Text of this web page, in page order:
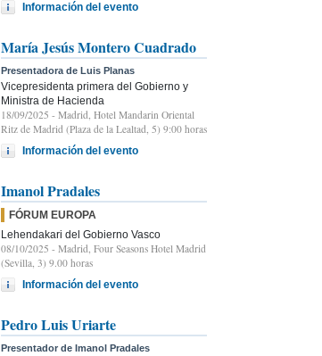
Información del evento
María Jesús Montero Cuadrado
Presentadora de Luis Planas
Vicepresidenta primera del Gobierno y
Ministra de Hacienda
18/09/2025 - Madrid, Hotel Mandarin Oriental
Ritz de Madrid (Plaza de la Lealtad, 5) 9:00 horas
Información del evento
Imanol Pradales
FÓRUM EUROPA
Lehendakari del Gobierno Vasco
08/10/2025 - Madrid, Four Seasons Hotel Madrid
(Sevilla, 3) 9.00 horas
Información del evento
Pedro Luis Uriarte
Presentador de Imanol Pradales